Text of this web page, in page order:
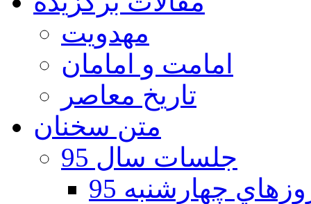
مهدویت
امامت و امامان
تاریخ معاصر
متن سخنان
جلسات سال 95
چهارشنبه 95